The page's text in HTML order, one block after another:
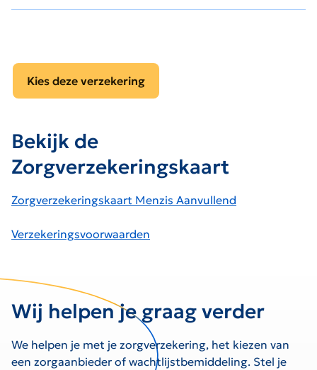
Kies deze verzekering
Bekijk de
Zorgverzekeringskaart
Zorgverzekeringskaart Menzis Aanvullend
Verzekeringsvoorwaarden
Wij helpen je graag verder
We helpen je met je zorgverzekering, het kiezen van
een zorgaanbieder of wachtlijstbemiddeling. Stel je